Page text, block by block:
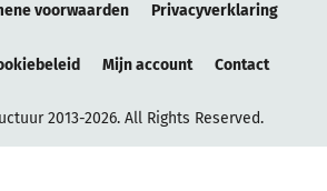
voorwaarden Privacyverklaring
Mijn account Contact
2013-2026. All Rights Reserved.